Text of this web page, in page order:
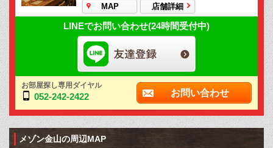
MAP 店舗詳細
LINEでお問い合わせ(24時間受付中)
お部屋探し専用ダイヤル
052-242-2422 お問い合わせ
メゾン金山の周辺MAP